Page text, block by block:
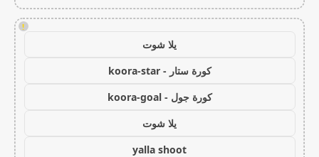
!
يلا شوت
كورة ستار - koora-star
كورة جول - koora-goal
يلا شوت
yalla shoot